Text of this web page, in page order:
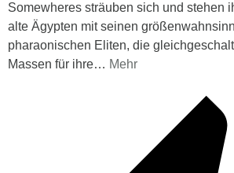
Somewheres sträuben sich und stehen
alte Ägypten mit seinen
pharaonischen Eliten, die
Massen für ihre… Mehr